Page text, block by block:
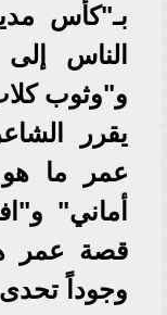
بـ"كأس
الناس
و"وثوب
يقرر
عمر ما
أماني"
قصة عمر
وجوداً